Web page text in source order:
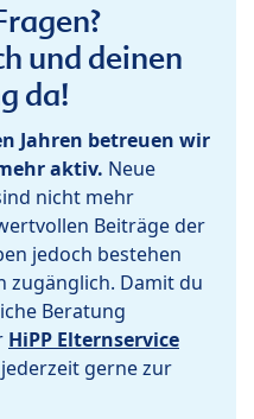
und deinen
da!
Jahren betreuen wir
aktiv. Neue
nicht mehr
Beiträge der
jedoch bestehen
zugänglich. Damit du
Beratung
HiPP Elternservice
gerne zur